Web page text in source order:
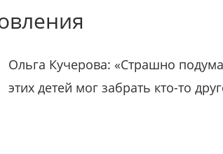
Ольга Кучерова: «Страшно
этих детей мог забрать кто-то